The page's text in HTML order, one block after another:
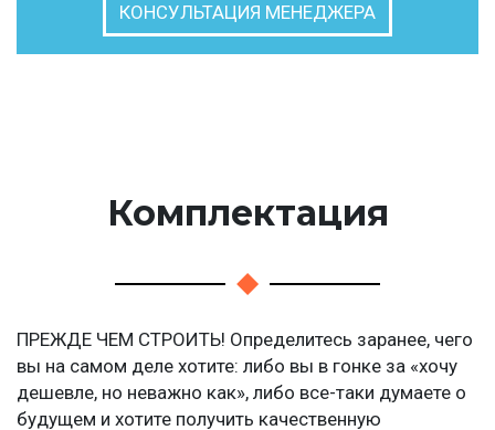
КОНСУЛЬТАЦИЯ МЕНЕДЖЕРА
Комплектация
ПРЕЖДЕ ЧЕМ СТРОИТЬ! Определитесь заранее, чего
вы на самом деле хотите: либо вы в гонке за «хочу
дешевле, но неважно как», либо все-таки думаете о
будущем и хотите получить качественную